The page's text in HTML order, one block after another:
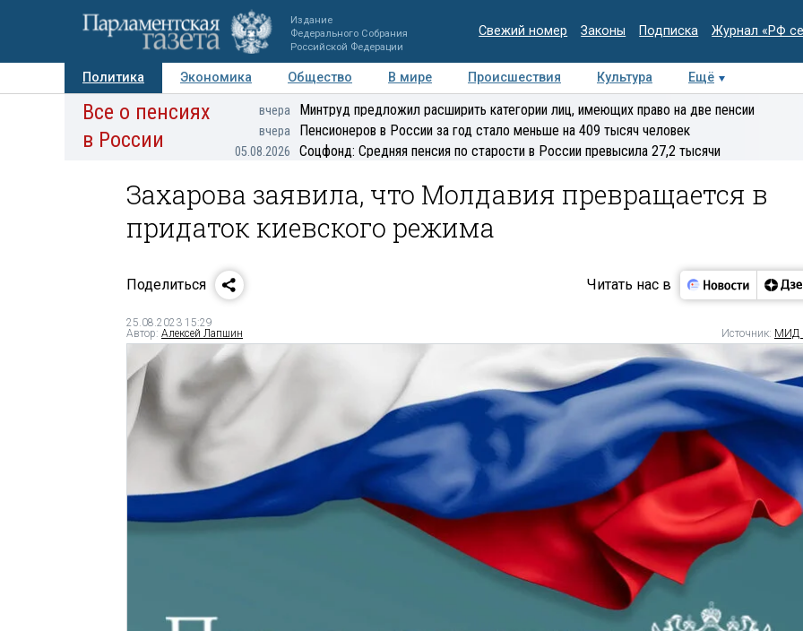
Издание
Федерального Собрания
Российской Федерации
Свежий номер Законы Подписка Журнал «РФ
Политика Экономика Общество В мире Происшествия Культура Ещё
Авторы Персоны Мнения Регионы Медиацентр Интервью Колумнисты
Деловая
Все о пенсиях
в России
вчера Минтруд предложил расширить категории лиц, имеющих право на две пенсии
вчера Пенсионеров в России за год стало меньше на 409 тысяч человек
05.08.2026 Соцфонд: Средняя пенсия по старости в России превысила 27,2 тысячи
Захарова заявила, что Молдавия превращается в
придаток киевского режима
Поделиться Читать нас в
25.08.2023 15:29
Автор: Алексей Лапшин Источник: МИД